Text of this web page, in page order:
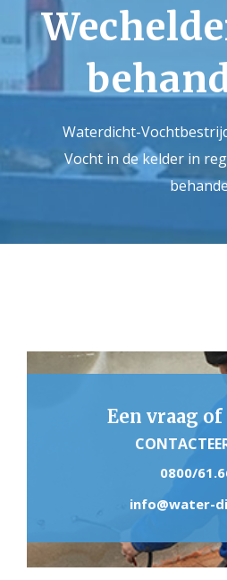
Waterdicht-
Vocht in de kelder in
Een vraag
0800/
info@water-